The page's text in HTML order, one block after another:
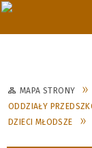
MAPA STRONY
ODDZIAŁY
DZIECI MŁODSZE